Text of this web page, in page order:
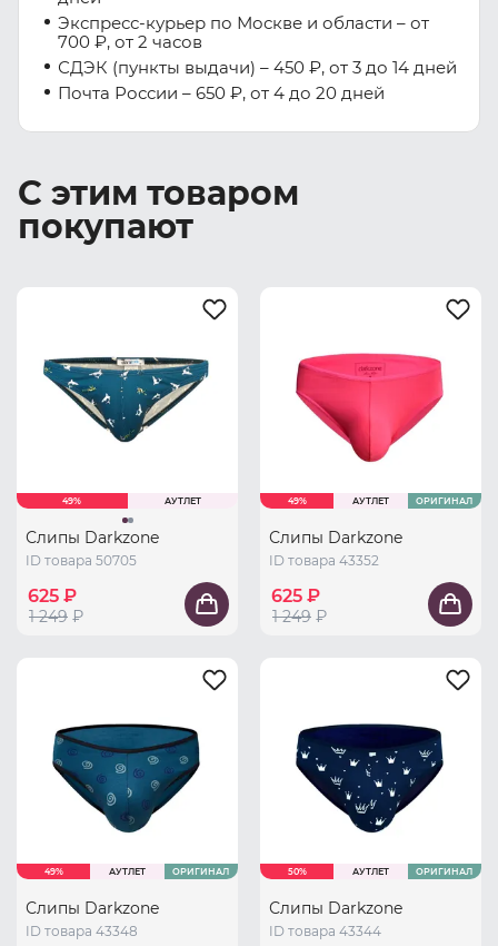
Экспресс-курьер по Москве и области – от
700 ₽, от 2 часов
СДЭК (пункты выдачи) – 450 ₽, от 3 до 14 дней
Почта России – 650 ₽, от 4 до 20 дней
С этим товаром
покупают
49% АУТЛЕТ
Слипы Darkzone
ID товара 50705
625 ₽
1 249 ₽
49% АУТЛЕТ ОРИГИНАЛ
Слипы Darkzone
ID товара 43352
625 ₽
1 249 ₽
49% АУТЛЕТ ОРИГИНАЛ
Слипы Darkzone
ID товара 43348
50% АУТЛЕТ ОРИГИНАЛ
Слипы Darkzone
ID товара 43344